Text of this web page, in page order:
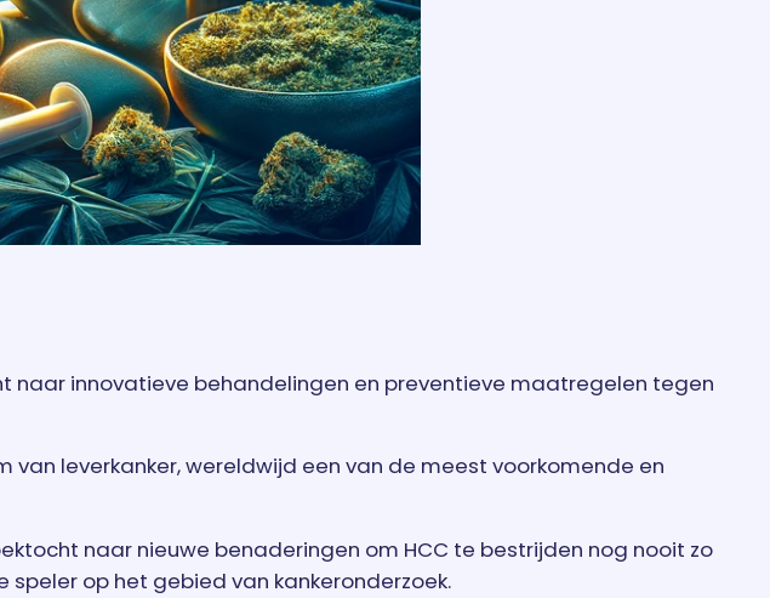
naar innovatieve behandelingen en preventieve maatregelen tegen
leverkanker, wereldwijd een van de meest voorkomende en
naar nieuwe benaderingen om HCC te bestrijden nog nooit zo
op het gebied van kankeronderzoek.